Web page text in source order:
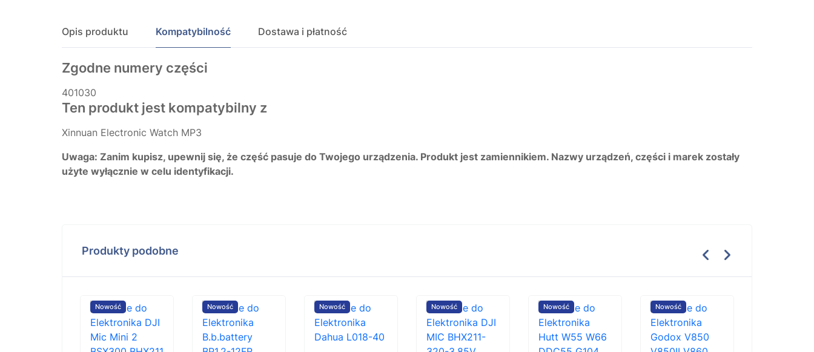
Opis produktu Kompatybilność Dostawa i płatność
Zgodne numery części
401030
Ten produkt jest kompatybilny z
Xinnuan Electronic Watch MP3
Uwaga: Zanim kupisz, upewnij się, że część pasuje do Twojego urządzenia. Produkt jest zamiennikiem. Nazwy urządzeń, części i marek zostały
użyte wyłącznie w celu identyfikacji.
Produkty podobne
Nowość Nowość Nowość Nowość Nowość Nowość